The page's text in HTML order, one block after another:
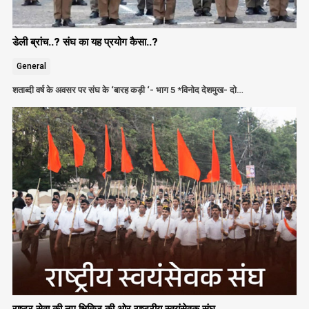
डेली ब्रांच..? संघ का यह प्रयोग कैसा..?
General
शताब्दी वर्ष के अवसर पर संघ के ‘बारह कड़ी ‘- भाग 5 *विनोद देशमुख- दो…